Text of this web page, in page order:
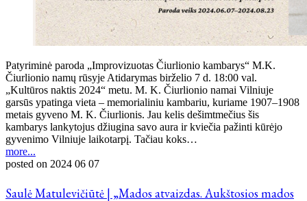
Patyriminė paroda „Improvizuotas Čiurlionio kambarys“ M.K.
Čiurlionio namų rūsyje Atidarymas birželio 7 d. 18:00 val.
„Kultūros naktis 2024“ metu. M. K. Čiurlionio namai Vilniuje
garsūs ypatinga vieta – memorialiniu kambariu, kuriame 1907–1908
metais gyveno M. K. Čiurlionis. Jau kelis dešimtmečius šis
kambarys lankytojus džiugina savo aura ir kviečia pažinti kūrėjo
gyvenimo Vilniuje laikotarpį. Tačiau koks…
more...
posted on 2024 06 07
Saulė Matulevičiūtė | „Mados atvaizdas. Aukštosios mados